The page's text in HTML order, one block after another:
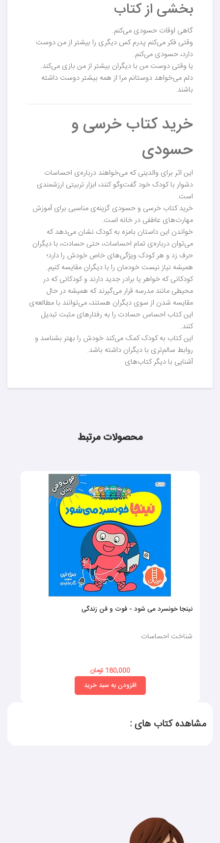
بخشی از کتاب
گاهی اوقات حسودی می‌کنم.
وقتی فکر می‌کنم پدرم کس دیگری را بیشتر از من دوست
دارد، حسودی می‌کنم.
یا وقتی دوست من با دیگران بیشتر از من بازی می‌کند.
دلم می‌خواهد دوستانم مرا از همه بیشتر دوست داشته
باشند.
خرید کتاب خرسی و
حسودی
این اثر برای والدینی که می‌خواهند درباره‌ی احساسات
دشوار با کودک خود گفت‌وگو کنند، ابزار تربیتی ارزشمندی
است.
خرید کتاب خرسی و حسودی گزینه‌ی مناسبی برای آموزش
مهارت‌های عاطفی در خانه است.
خواندن این داستان بامزه به کودک نشان می‌دهد که
می‌توان درباره‌ی تمام احساسات، حتی حسادت، با دیگران
حرف زد و هر کودک ویژگی‌های خاص خودش را دارد؛
همیشه نیاز نیست خودمان را با دیگران مقایسه کنیم.
کودکانی که خواهر یا برادر جدید دارند و کودکانی که در
محیطی مانند مدرسه قرار می‌گیرند که همیشه در حال
مقایسه شدن از سوی دیگران هستند، می‌توانند با مطالعه‌ی
این کتاب احساس حسادت را به رفتارهای مثبت تبدیل
کنند.
این کتاب به کودک کمک می‌کند خودش را بهتر بشناسد و
روابط سالم‌تری با دیگران داشته باشد.
آشنایی با دیگر کتاب‌های
محصولات مرتبط
نینجا خونسرد می شود - فوت و فن زندگی
شناخت احساسات
180,000 تومان
افزودن به سبد خرید
مشاهده کتاب های :